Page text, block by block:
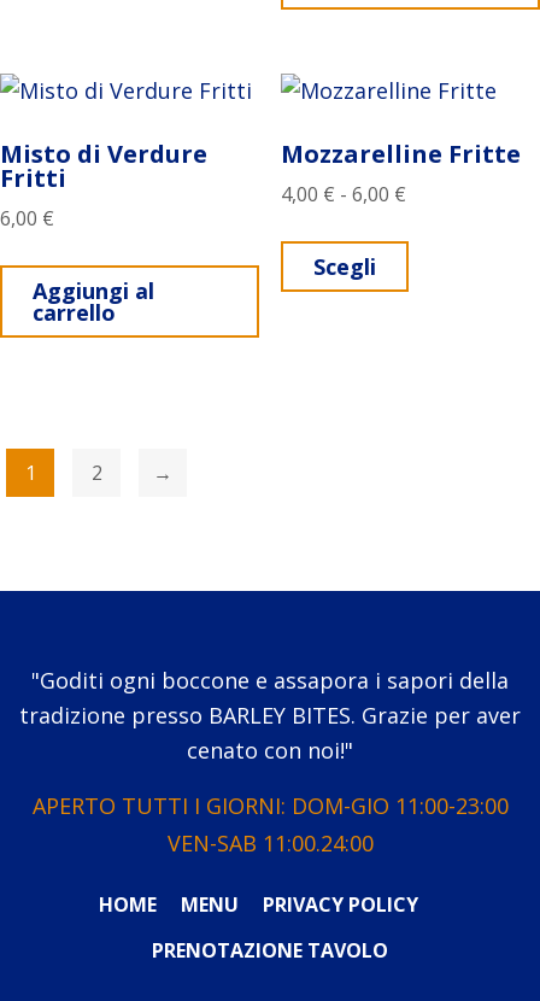
Misto di Verdure
Fritti
6,00 €
Aggiungi al
carrello
Mozzarelline Fritte
4,00 € - 6,00 €Fascia di
Scegli
Questo
1 2 →
"Goditi ogni boccone e assapora i sapori della
tradizione presso BARLEY BITES. Grazie per aver
cenato con noi!"
APERTO TUTTI I GIORNI: DOM-GIO 11:00-23:00
VEN-SAB 11:00.24:00
HOME MENU
PRIVACY POLICY
PRENOTAZIONE TAVOLO